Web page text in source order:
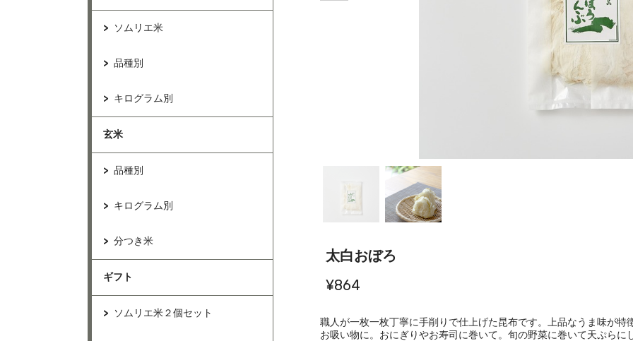
ソムリエ米
品種別
キログラム別
玄米
品種別
キログラム別
分つき米
ギフト
ソムリエ米２個セット
太白おぼろ
¥864
職人が一枚一枚丁寧に手削りで仕上げた昆布です。上品なうま味が
お吸い物に。おにぎりやお寿司に巻いて。旬の野菜に巻いて天ぷら